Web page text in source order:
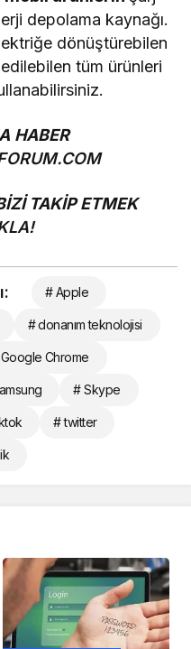
depolama kaynağı.
dönüştürebilen
tüm ürünleri
HABER
TAKİP ETMEK
# Apple
# donanım teknolojisi
Chrome
# Skype
# twitter